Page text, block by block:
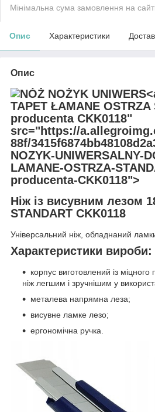
Мінімальна сума замовлення на
Опис Характеристики
Опис
TAPET ŁAMANE OSTRZA
producenta CKK0118"
src="https://
88f/
NOZYK-UNIWERSALNY-
LAMANE-OSTRZA-
producenta-CKK0118">
Ніж із висувним лезом
STANDART CKK0118
Універсальний ніж, обладнаний
Характеристики вироби:
корпус виготовлений із
ніж легшим і зручнішим у
металева напрямна леза;
висувне ламке лезо;
ергономічна ручка.